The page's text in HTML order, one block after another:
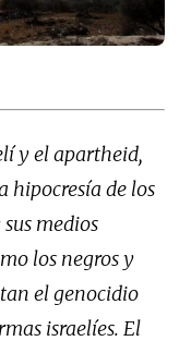
y el apartheid,
hipocresía de los
medios
los negros y
el genocidio
israelíes. El